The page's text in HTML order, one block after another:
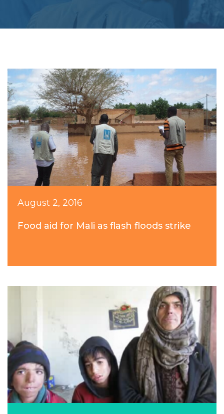
August 2, 2016
Food aid for Mali as flash floods strike